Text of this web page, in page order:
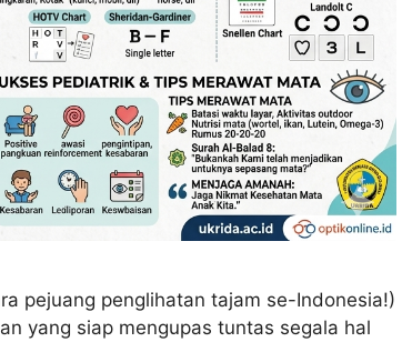
pejuang penglihatan tajam se-Indonesia!)
yang siap mengupas tuntas segala hal